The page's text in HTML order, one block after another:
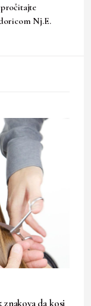
Nj.E.
znakova da kosi